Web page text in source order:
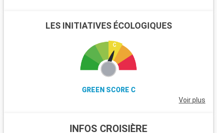
LES INITIATIVES ÉCOLOGIQUES
GREEN SCORE C
Voir plus
INFOS CROISIÈRE